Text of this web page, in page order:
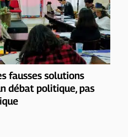
fausses solutions
débat politique, pas